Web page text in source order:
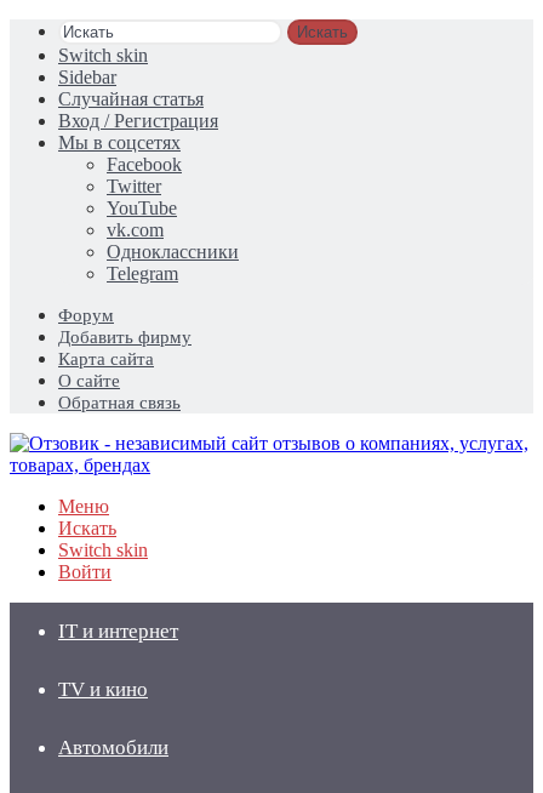
Искать
Switch skin
Sidebar
Случайная статья
Вход / Регистрация
Мы в соцсетях
Facebook
Twitter
YouTube
vk.com
Одноклассники
Telegram
Форум
Добавить фирму
Карта сайта
О сайте
Обратная связь
Меню
Искать
Switch skin
Войти
IT и интернет
TV и кино
Автомобили